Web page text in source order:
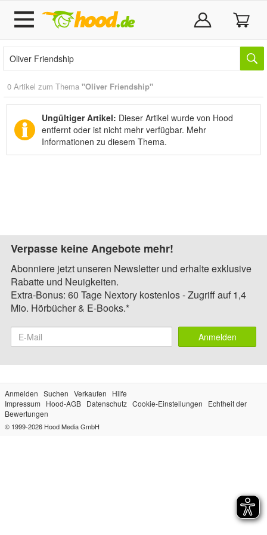
0 Artikel zum Thema "Oliver Friendship"
Ungültiger Artikel: Dieser Artikel wurde von Hood
entfernt oder ist nicht mehr verfügbar. Mehr
Informationen zu diesem Thema.
Verpasse keine Angebote mehr!
Abonniere jetzt unseren Newsletter und erhalte exklusive
Rabatte und Neuigkeiten.
Extra-Bonus: 60 Tage Nextory kostenlos - Zugriff auf 1,4
Mio. Hörbücher & E-Books.*
Anmelden
Anmelden Suchen Verkaufen
Hilfe
Impressum
Hood-AGB Datenschutz Cookie-Einstellungen
Echtheit der
Bewertungen
© 1999-2026 Hood Media GmbH